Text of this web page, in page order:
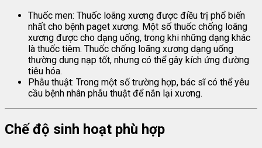
Thuốc men: Thuốc loãng xương được điều trị phổ biến
nhất cho bệnh paget xương. Một số thuốc chống loãng
xương được cho dạng uống, trong khi những dạng khác
là thuốc tiêm. Thuốc chống loãng xương dạng uống
thường dung nạp tốt, nhưng có thể gây kích ứng đường
tiêu hóa.
Phẫu thuật: Trong một số trường hợp, bác sĩ có thể yêu
cầu bệnh nhân phẫu thuật để nắn lại xương.
Chế độ sinh hoạt phù hợp